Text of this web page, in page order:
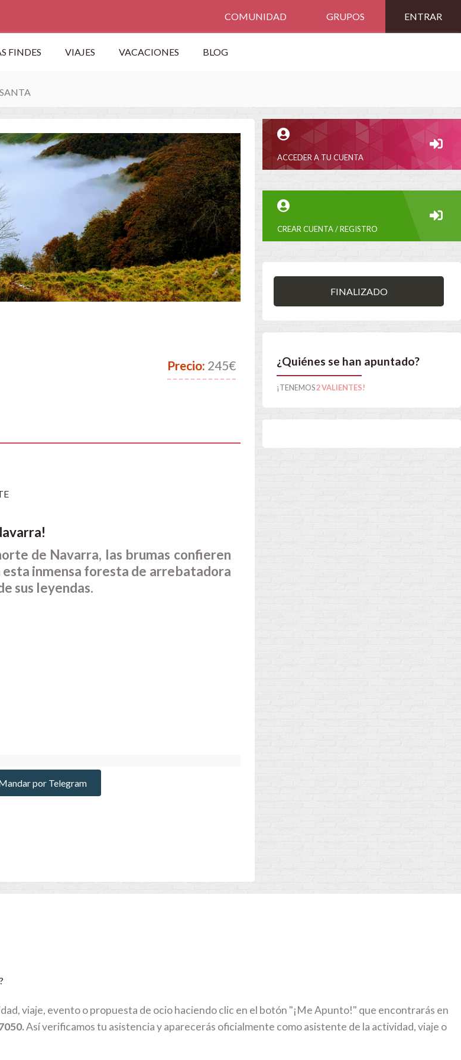
COMUNIDAD GRUPOS ENTRAR
FINDES VIAJES VACACIONES BLOG
Precio: 245€
de Navarra, las brumas confieren
esta inmensa foresta de arrebatadora
sus leyendas.
por Telegram
ACCEDER A TU CUENTA
CREAR CUENTA / REGISTRO
FINALIZADO
¿Quiénes se han apuntado?
¡TENEMOS2 VALIENTES!
viaje, evento o propuesta de ocio haciendo clic en el botón "¡Me Apunto!" que encontrarás en
Así verificamos tu asistencia y aparecerás oficialmente como asistente de la actividad, viaje o